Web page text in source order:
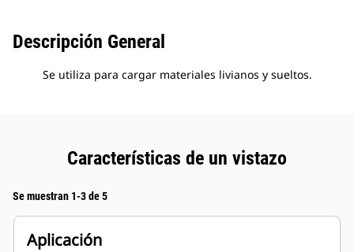
Descripción General
Se utiliza para cargar materiales livianos y sueltos.
Características de un vistazo
Se muestran 1-3 de 5
Aplicación